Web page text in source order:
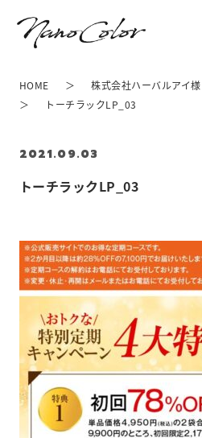
トーチラックLP_03
2021.09.03
HOME
株式会社ハーバルアイ
トーチラックLP_03